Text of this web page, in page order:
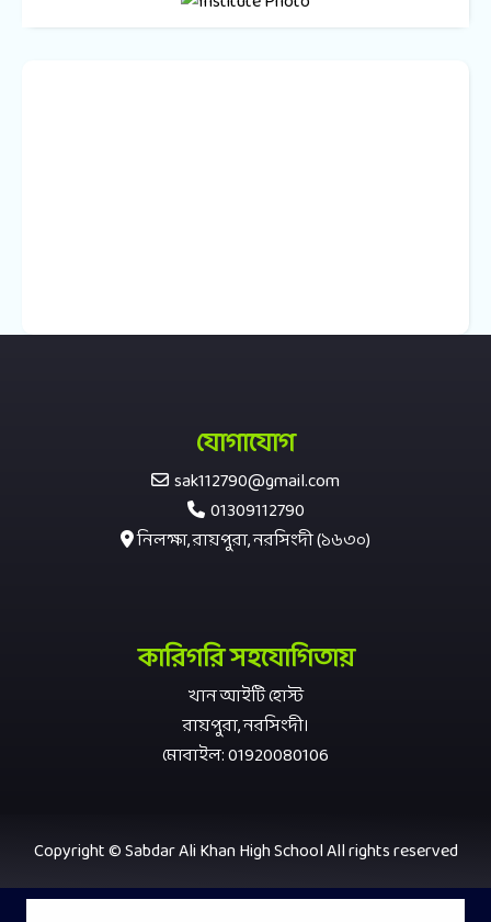
যোগাযোগ
sak112790@gmail.com
01309112790
নিলক্ষা, রায়পুরা, নরসিংদী (১৬৩০)
কারিগরি সহযোগিতায়
খান আইটি হোস্ট
রায়পুরা, নরসিংদী।
মোবাইল: 01920080106
Copyright © Sabdar Ali Khan High School All rights reserved